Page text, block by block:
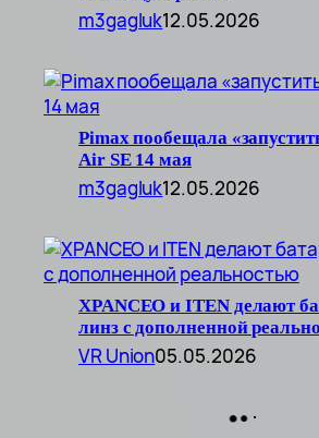
m3gagluk12.05.2026
Pimax пообещала
Air SE 14 мая
m3gagluk12.05.2026
XPANCEO и ITEN делают
линз с дополненной
VR Union05.05.2026
● ● ●